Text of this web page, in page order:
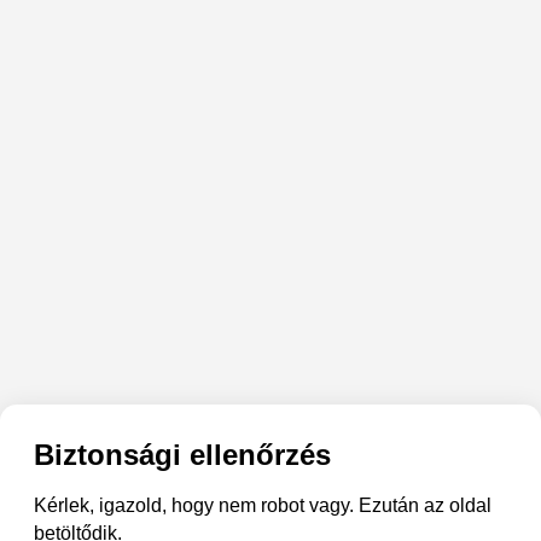
Biztonsági ellenőrzés
Kérlek, igazold, hogy nem robot vagy. Ezután az oldal
betöltődik.